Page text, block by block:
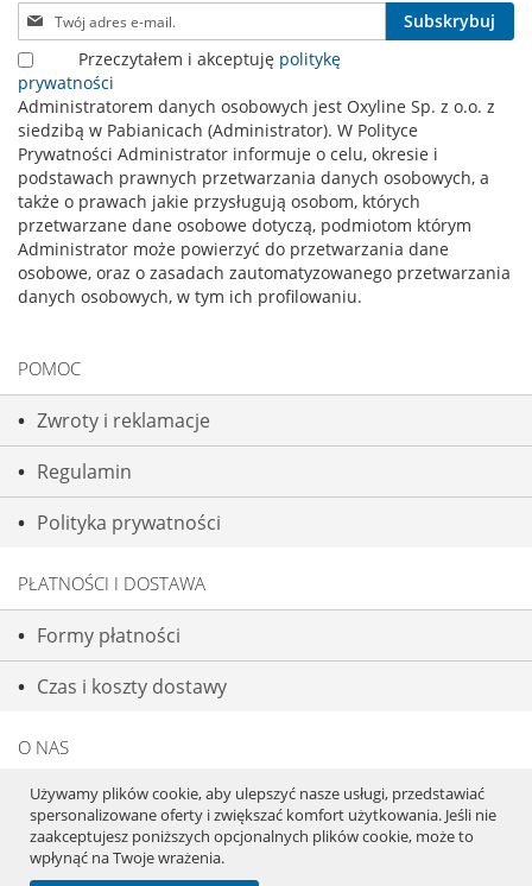
Subskrybuj
nasz
newsletter:
Subskrybuj
Przeczytałem i akceptuję politykę
prywatności
Administratorem danych osobowych jest Oxyline Sp. z o.o. z
siedzibą w Pabianicach (Administrator). W Polityce
Prywatności Administrator informuje o celu, okresie i
podstawach prawnych przetwarzania danych osobowych, a
także o prawach jakie przysługują osobom, których
przetwarzane dane osobowe dotyczą, podmiotom którym
Administrator może powierzyć do przetwarzania dane
osobowe, oraz o zasadach zautomatyzowanego przetwarzania
danych osobowych, w tym ich profilowaniu.
POMOC
Zwroty i reklamacje
Regulamin
Polityka prywatności
PŁATNOŚCI I DOSTAWA
Formy płatności
Czas i koszty dostawy
O NAS
Kontakt i dane firmy
O firmie
Używamy plików cookie, aby ulepszyć nasze usługi, przedstawiać
spersonalizowane oferty i zwiększać komfort użytkowania. Jeśli nie
zaakceptujesz poniższych opcjonalnych plików cookie, może to
wpłynąć na Twoje wrażenia.